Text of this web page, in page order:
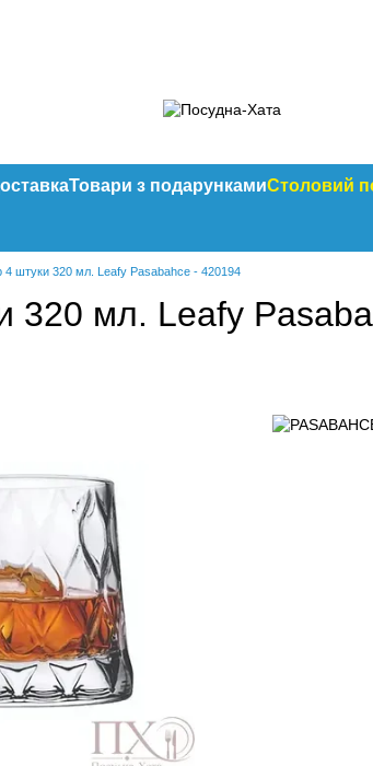
Товари з подарункамиСтоловий
4 штуки 320 мл. Leafy Pasabahce - 420194
320 мл. Leafy